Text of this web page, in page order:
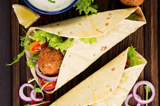
BIRTHDAY CELEBRATION
Healthy Starters